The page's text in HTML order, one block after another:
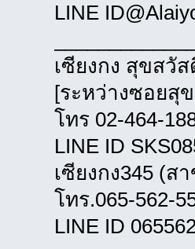
LINE
เซียงกง สุ
[ระหว่างซ
โทร 02-
LINE ID
เซียงกง
โทร.065-
LINE ID